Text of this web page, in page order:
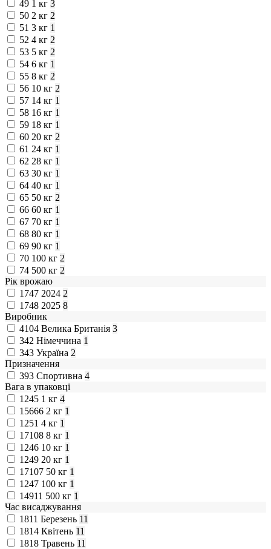
49 1 кг 3
50 2 кг 2
51 3 кг 1
52 4 кг 2
53 5 кг 2
54 6 кг 1
55 8 кг 2
56 10 кг 2
57 14 кг 1
58 16 кг 1
59 18 кг 1
60 20 кг 2
61 24 кг 1
62 28 кг 1
63 30 кг 1
64 40 кг 1
65 50 кг 2
66 60 кг 1
67 70 кг 1
68 80 кг 1
69 90 кг 1
70 100 кг 2
74 500 кг 2
Рік врожаю
1747 2024 2
1748 2025 8
Виробник
4104 Велика Британія 3
342 Німеччина 1
343 Україна 2
Призначення
393 Спортивна 4
Вага в упаковці
1245 1 кг 4
15666 2 кг 1
1251 4 кг 1
17108 8 кг 1
1246 10 кг 1
1249 20 кг 1
17107 50 кг 1
1247 100 кг 1
14911 500 кг 1
Час висаджування
1811 Березень 11
1814 Квітень 11
1818 Травень 11